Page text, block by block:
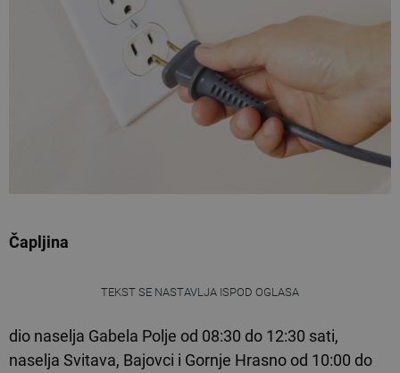
Čapljina
TEKST SE NASTAVLJA ISPOD OGLASA
dio naselja Gabela Polje od 08:30 do 12:30 sati,
naselja Svitava, Bajovci i Gornje Hrasno od 10:00 do